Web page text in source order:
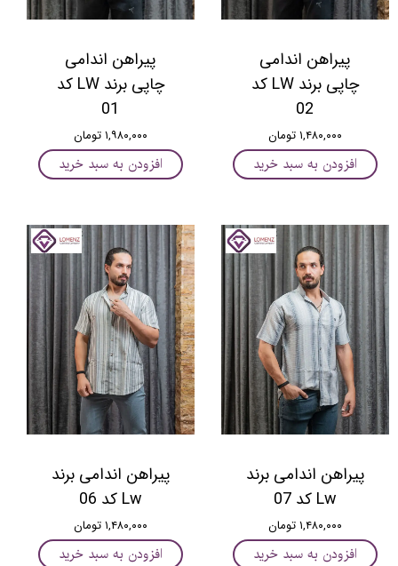
پیراهن اندامی
چاپی برند LW کد
02
۱,۴۸۰,۰۰۰ تومان
افزودن به سبد خرید
پیراهن اندامی
چاپی برند LW کد
01
۱,۹۸۰,۰۰۰ تومان
افزودن به سبد خرید
پیراهن اندامی برند
Lw کد 07
۱,۴۸۰,۰۰۰ تومان
افزودن به سبد خرید
پیراهن اندامی برند
Lw کد 06
۱,۴۸۰,۰۰۰ تومان
افزودن به سبد خرید